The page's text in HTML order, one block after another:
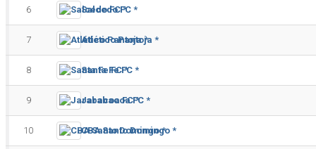
6 Salcedo FC *
7 Atlético Pantoja *
8 Santa Fe FC *
9 Jarabacoa FC *
10 CBA Santo Domingo *